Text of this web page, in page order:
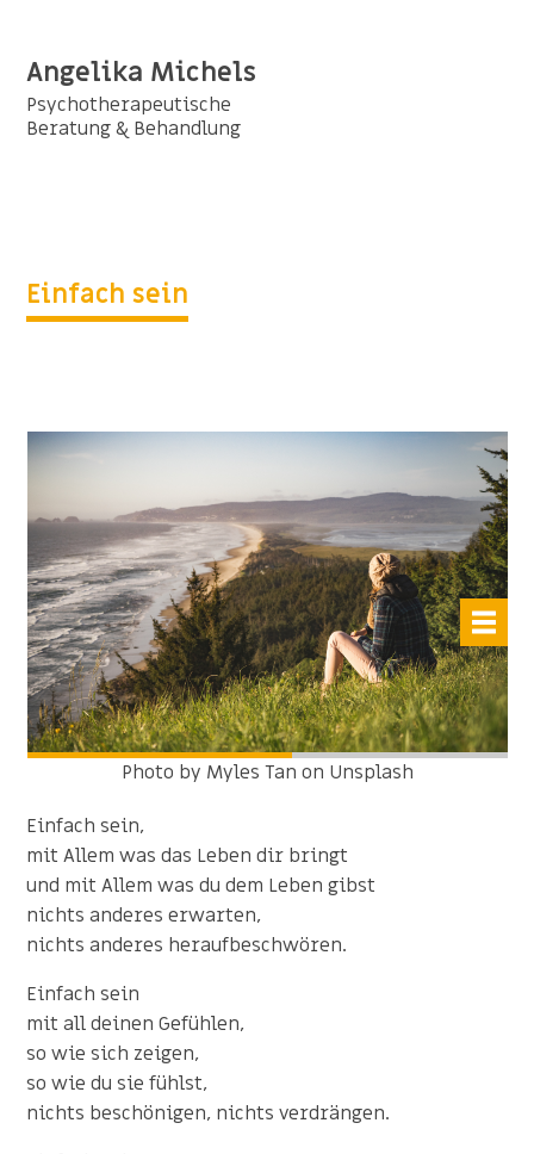
Angelika Michels
Psychotherapeutische
Beratung & Behandlung
Einfach sein
Photo by Myles Tan on Unsplash
Einfach sein,
mit Allem was das Leben dir bringt
und mit Allem was du dem Leben gibst
nichts anderes erwarten,
nichts anderes heraufbeschwören.
Einfach sein
mit all deinen Gefühlen,
so wie sich zeigen,
so wie du sie fühlst,
nichts beschönigen, nichts verdrängen.